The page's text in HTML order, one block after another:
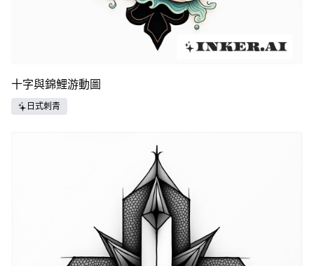
十字與錦鯉游動圖
日式刺青